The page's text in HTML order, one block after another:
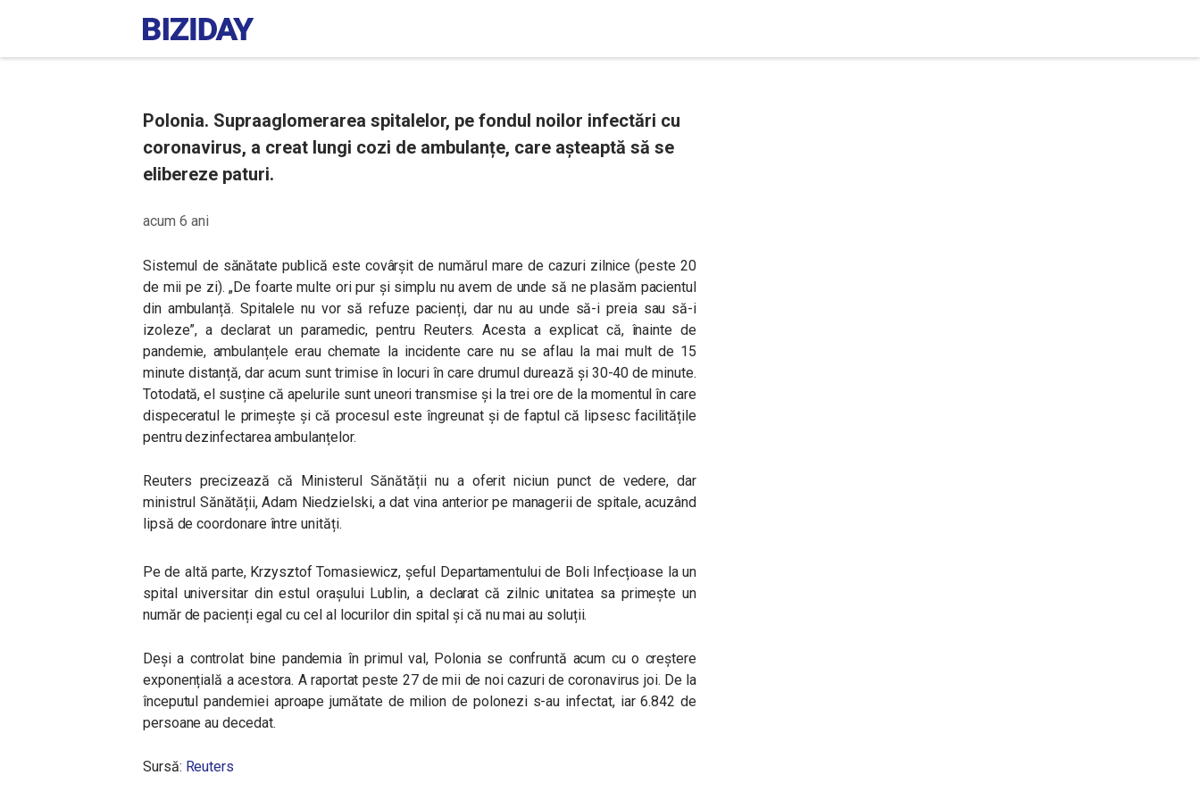
Polonia. Supraaglomerarea spitalelor, pe fondul noilor infectări cu
coronavirus, a creat lungi cozi de ambulanțe, care așteaptă să se
elibereze paturi.
acum 6 ani
Sistemul de sănătate publică este covârșit de numărul mare de cazuri zilnice (peste 20
de mii pe zi). „De foarte multe ori pur și simplu nu avem de unde să ne plasăm pacientul
din ambulanță. Spitalele nu vor să refuze pacienți, dar nu au unde să-i preia sau să-i
izoleze”, a declarat un paramedic, pentru Reuters. Acesta a explicat că, înainte de
pandemie, ambulanțele erau chemate la incidente care nu se aflau la mai mult de 15
minute distanță, dar acum sunt trimise în locuri în care drumul durează și 30-40 de minute.
Totodată, el susține că apelurile sunt uneori transmise și la trei ore de la momentul în care
dispeceratul le primește și că procesul este îngreunat și de faptul că lipsesc facilitățile
pentru dezinfectarea ambulanțelor.
Reuters precizează că Ministerul Sănătății nu a oferit niciun punct de vedere, dar
ministrul Sănătății, Adam Niedzielski, a dat vina anterior pe managerii de spitale, acuzând
lipsă de coordonare între unități.
Pe de altă parte, Krzysztof Tomasiewicz, șeful Departamentului de Boli Infecțioase la un
spital universitar din estul orașului Lublin, a declarat că zilnic unitatea sa primește un
număr de pacienți egal cu cel al locurilor din spital și că nu mai au soluții.
Deși a controlat bine pandemia în primul val, Polonia se confruntă acum cu o creștere
exponențială a acestora. A raportat peste 27 de mii de noi cazuri de coronavirus joi. De la
începutul pandemiei aproape jumătate de milion de polonezi s-au infectat, iar 6.842 de
persoane au decedat.
Sursă: Reuters